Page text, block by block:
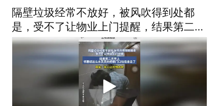
隔壁垃圾经常不放好，被风吹得到处都
是，受不了让物业上门提醒，结果第二天
早上邻居就这么水灵灵的把家门口垃圾拿
走了